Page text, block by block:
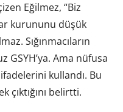
Eğilmez, “Biz
kurununu düşük
Sığınmacıların
GSYH’ya. Ama nüfusa
kullandı. Bu
çıktığını belirtti.